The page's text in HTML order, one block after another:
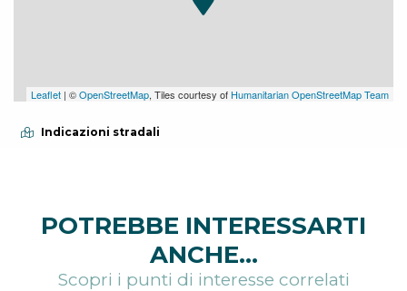
Leaflet | ©OpenStreetMap, Tiles courtesy of Humanitarian OpenStreetMap Team
Indicazioni stradali
POTREBBE INTERESSARTI
ANCHE...
Scopri i punti di interesse correlati